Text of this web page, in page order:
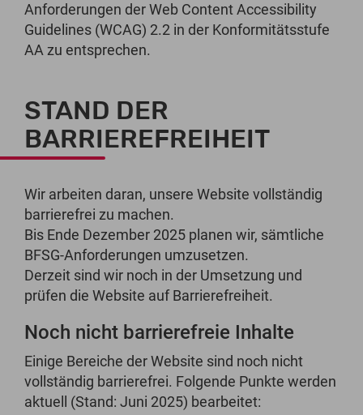
Anforderungen der Web Content Accessibility
Guidelines (WCAG) 2.2 in der Konformitätsstufe
AA zu entsprechen.
STAND DER
BARRIEREFREIHEIT
Wir arbeiten daran, unsere Website vollständig
barrierefrei zu machen.
Bis Ende Dezember 2025 planen wir, sämtliche
BFSG-Anforderungen umzusetzen.
Derzeit sind wir noch in der Umsetzung und
prüfen die Website auf Barrierefreiheit.
Noch nicht barrierefreie Inhalte
Einige Bereiche der Website sind noch nicht
vollständig barrierefrei. Folgende Punkte werden
aktuell (Stand: Juni 2025) bearbeitet: